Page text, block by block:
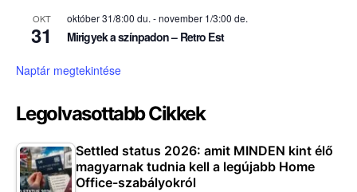
OKT
31
október 31/8:00 du.-november 1/3:00 de.
Mirigyek a színpadon – Retro Est
Naptár megtekintése
Legolvasottabb Cikkek
Settled status 2026: amit MINDEN kint élő
magyarnak tudnia kell a legújabb Home
Office-szabályokról